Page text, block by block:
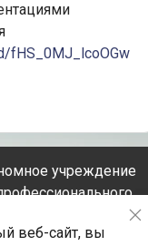
веб-сайт, вы
fHS_0MJ_lcoOGw
учреждение
Иркутская